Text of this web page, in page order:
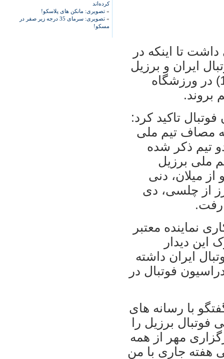
کرده‌اند
» تصویری: مانکن های پلاسکو!
»
تصویری: سرمای 35 درجه زیر صفر در
مسکو!
تا اینکه در
ایران و برزیل
در تاریخ 7 اکتبر 2010 (15 مهرماه 1389) در ورزشگاه
بروند.
تاکید کرد:
مصاف تیم ملی
تیم ذکر شده
ملی برزیل
از میلان، دنی
از چلسی، دی
رفت.
نماینده معتبر
این دیدار
ایران داشته
فوتبال در
با رسانه های
فوتبال برزیل را
مهر از همه
هفته جاری با من